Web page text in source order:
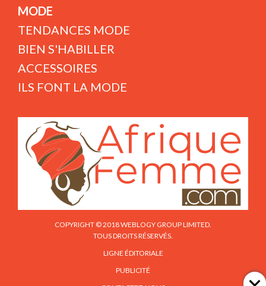
MODE
TENDANCES MODE
BIEN S'HABILLER
ACCESSOIRES
ILS FONT LA MODE
COPYRIGHT © 2018 WEBLOGY GROUP LIMITED.
TOUS DROITS RÉSERVÉS.
LIGNE ÉDITORIALE
PUBLICITÉ